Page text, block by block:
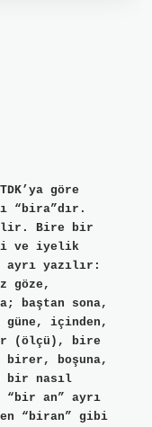
göre
“bira”dır.
Bire bir
ve iyelik
yazılır:
göze,
baştan sona,
güne, içinden,
(ölçü), bire
boşuna,
bir nasıl
“bir an” ayrı
“biran” gibi